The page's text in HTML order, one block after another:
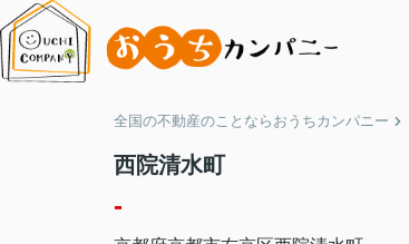
全国の不動産のことならおうちカンパニー
西院清水町
-